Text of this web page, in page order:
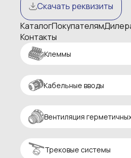
Скачать реквизиты
КаталогПокупателям
Контакты
Клеммы
Кабельные вводы
Вентиляция
Трековые системы